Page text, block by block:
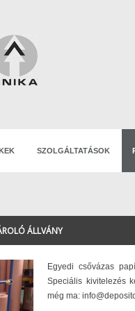
SZOLGÁLTATÁSOK
ÁLLVÁNY
Egyedi csővázas
Speciális kivitelezés
még ma: